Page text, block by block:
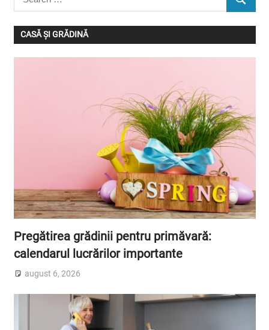
for:
SEARCH
CASĂ ȘI GRĂDINĂ
Pregătirea grădinii pentru primăvară:
calendarul lucrărilor importante
august 6, 2026